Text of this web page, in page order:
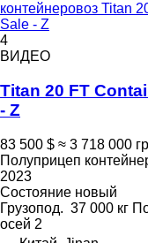
контейнеровоз Titan
Sale - Z
4
ВИДЕО
Titan 20 FT
- Z
83 500 $ ≈ 3 718 000
Полуприцеп
2023
Состояние новый
Грузопод. 37 000 кг
осей 2